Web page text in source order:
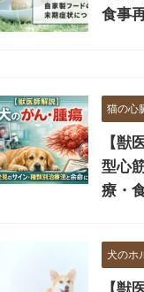
食事
猫の心
【獣
型心
療・
犬のホ
【獣